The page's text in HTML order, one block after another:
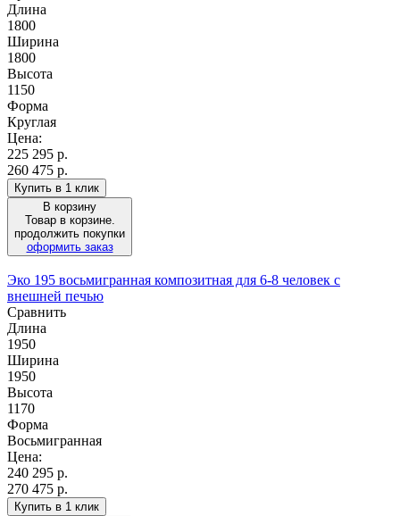
Длина
1800
Ширина
1800
Высота
1150
Форма
Круглая
Цена:
225 295 р.
260 475 р.
Купить в 1 клик
В корзину
Товар в корзине.
продолжить покупки
оформить заказ
Эко 195 восьмигранная композитная для 6-8 человек с
внешней печью
Сравнить
Длина
1950
Ширина
1950
Высота
1170
Форма
Восьмигранная
Цена:
240 295 р.
270 475 р.
Купить в 1 клик